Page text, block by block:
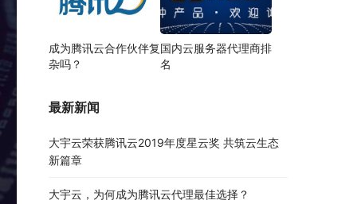
成为腾讯云合作伙伴复
杂吗？
国内云服务器代理商排
名
最新新闻
大宇云荣获腾讯云2019年度星云奖 共筑云生态
新篇章
大宇云，为何成为腾讯云代理最佳选择？